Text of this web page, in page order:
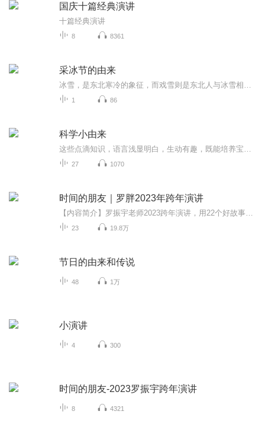
国庆十篇经典演讲
十篇经典演讲
8 8361
采冰节的由来
1 86
科学小由来
27 1070
时间的朋友｜罗胖2023年跨年演讲
23 19.8万
节日的由来和传说
48 1万
小演讲
4 300
时间的朋友-2023罗振宇跨年演讲
8 4321